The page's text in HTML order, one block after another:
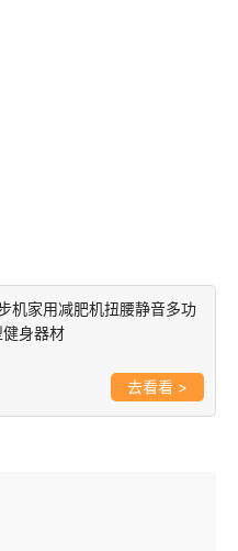
机家用减肥机扭腰静音多功
身器材
>